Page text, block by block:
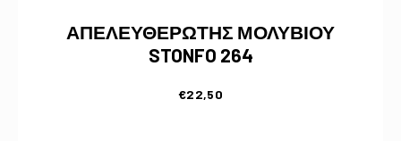
ΑΠΕΛΕΥΘΕΡΩΤΗΣ ΜΟΛΥΒΙΟΥ
STONFO 264
€22,50